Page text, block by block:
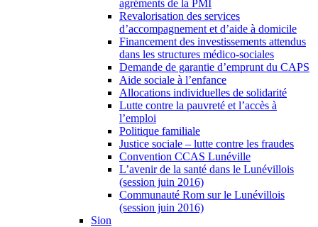
agréments de la PMI
Revalorisation des services
d’accompagnement et d’aide à domicile
Financement des investissements attendus
dans les structures médico-sociales
Demande de garantie d’emprunt du CAPS
Aide sociale à l’enfance
Allocations individuelles de solidarité
Lutte contre la pauvreté et l’accès à
l’emploi
Politique familiale
Justice sociale – lutte contre les fraudes
Convention CCAS Lunéville
L’avenir de la santé dans le Lunévillois
(session juin 2016)
Communauté Rom sur le Lunévillois
(session juin 2016)
Sion